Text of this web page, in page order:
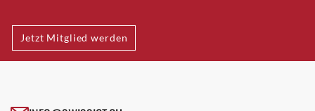
Bäretswil
Bülach
Cazis
Jetzt Mitglied werden